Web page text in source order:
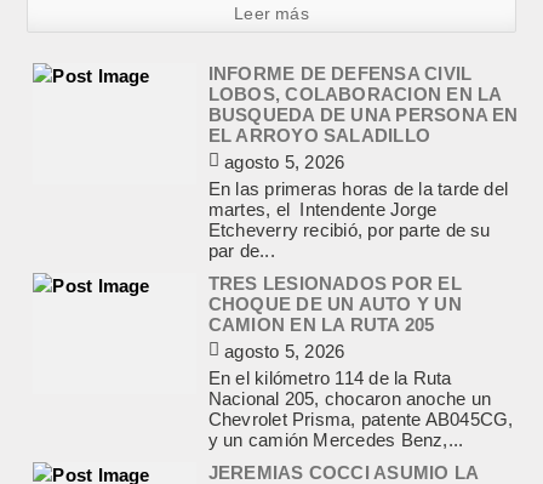
Leer más
INFORME DE DEFENSA CIVIL
LOBOS, COLABORACION EN LA
BUSQUEDA DE UNA PERSONA EN
EL ARROYO SALADILLO
agosto 5, 2026
En las primeras horas de la tarde del
martes, el Intendente Jorge
Etcheverry recibió, por parte de su
par de...
TRES LESIONADOS POR EL
CHOQUE DE UN AUTO Y UN
CAMION EN LA RUTA 205
agosto 5, 2026
En el kilómetro 114 de la Ruta
Nacional 205, chocaron anoche un
Chevrolet Prisma, patente AB045CG,
y un camión Mercedes Benz,...
JEREMIAS COCCI ASUMIO LA